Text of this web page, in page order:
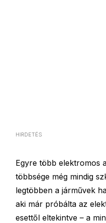
HIRDETÉS
Egyre több elektromos
többsége még mindig
legtöbben a járművek
aki már próbálta az
esettől eltekintve – a